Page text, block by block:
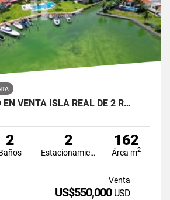
EN VENTA ISLA REAL DE 2 R…
2 2
Estacionamiento
162
Área m2
Venta
US$550,000 USD